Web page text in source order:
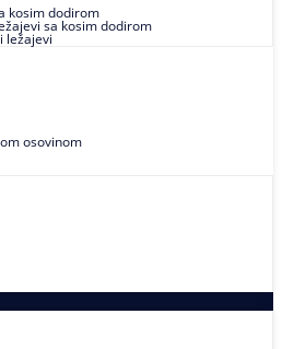
kosim dodirom
sa kosim dodirom
ležajevi
osovinom